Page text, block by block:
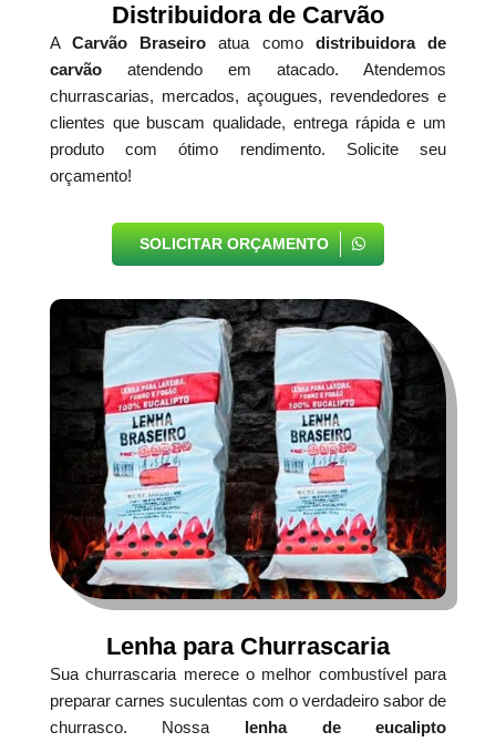
Distribuidora de Carvão
ACarvão Braseiro atua como distribuidora de
carvãoatendendo em atacado. Atendemos
churrascarias, mercados, açougues, revendedores e
clientes que buscam qualidade, entrega rápida e um
produto com ótimo rendimento. Solicite seu
orçamento!
SOLICITAR ORÇAMENTO
Lenha para Churrascaria
Sua churrascaria merece o melhor combustível para
preparar carnes suculentas com o verdadeiro sabor de
churrasco. Nossa lenha de eucalipto